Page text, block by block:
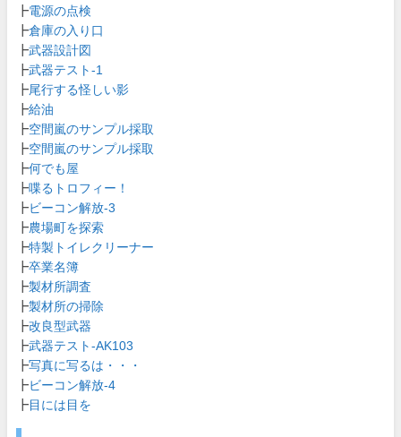
┣電源の点検
┣倉庫の入り口
┣武器設計図
┣武器テスト-1
┣尾行する怪しい影
┣給油
┣空間嵐のサンプル採取
┣空間嵐のサンプル採取
┣何でも屋
┣喋るトロフィー！
┣ビーコン解放-3
┣農場町を探索
┣特製トイレクリーナー
┣卒業名簿
┣製材所調査
┣製材所の掃除
┣改良型武器
┣武器テスト-AK103
┣写真に写るは・・・
┣ビーコン解放-4
┣ 目には目を